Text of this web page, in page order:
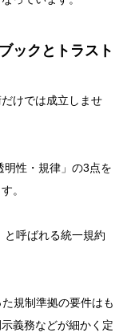
ックとトラスト
けでは成立しませ
明性・規律」の3点を
。
と呼ばれる統一規約
規制準拠の要件はも
義務などが細かく定